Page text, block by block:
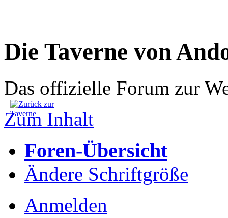
Die Taverne von
Das offizielle Forum zur
Zum Inhalt
Foren-Übersicht
Ändere Schriftgröße
Anmelden